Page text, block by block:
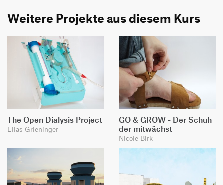
Weitere Projekte aus diesem Kurs
The Open Dialysis Project
Elias Grieninger
GO & GROW - Der Schuh
der mitwächst
Nicole Birk